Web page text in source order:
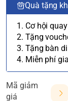
Quà tặng
1. Cơ hội
2. Tặng
3. Tặng bàn
4. Miễn phí
Mã giảm
giá